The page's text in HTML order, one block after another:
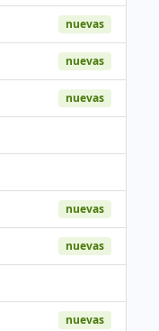
nuevas
nuevas
nuevas
nuevas
nuevas
nuevas